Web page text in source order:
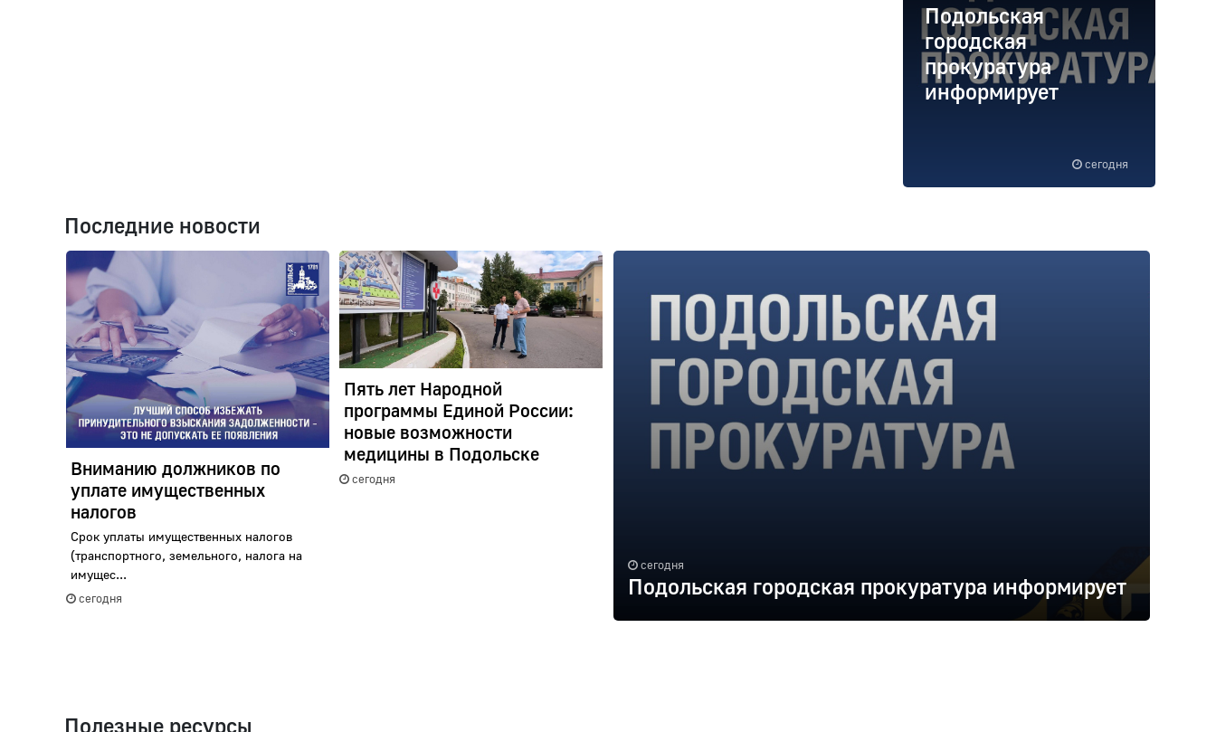
сегодня
Подольская
городская
прокуратура
информирует
Последние новости
Вниманию должников по
уплате имущественных
налогов
Срок уплаты имущественных налогов
(транспортного, земельного, налога на
имущес...
сегодня
Пять лет Народной
программы Единой России:
новые возможности
медицины в Подольске
сегодня
сегодня
Подольская городская прокуратура информирует
Полезные ресурсы